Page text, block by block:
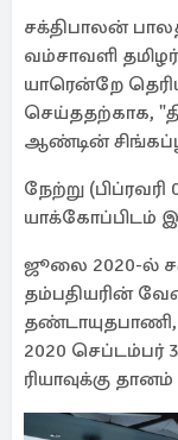
சக்திபாலன்
வம்சாவளி
யாரென்றே
செய்ததற்காக,
ஆண்டின்
நேற்று
யாக்கோப்பிடம்
ஜூலை 2020-ல்
தம்பதியரின்
2020 செப்டம்பர்
ரியாவுக்கு